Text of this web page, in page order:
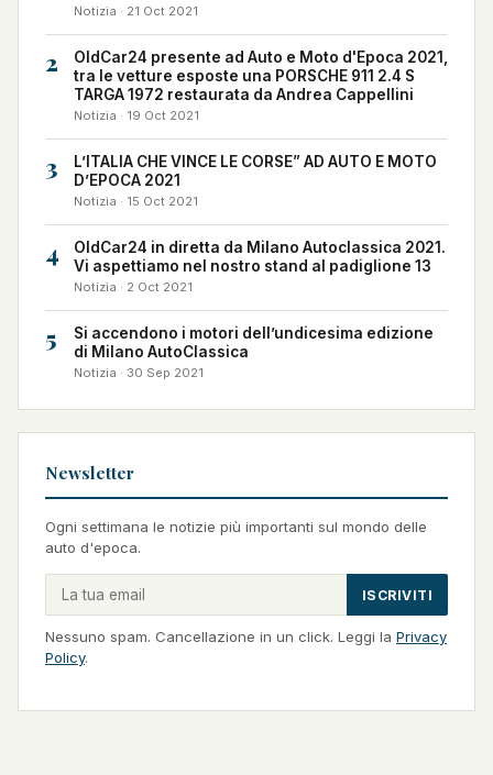
Notizia · 21 Oct 2021
2
OldCar24 presente ad Auto e Moto d'Epoca 2021,
tra le vetture esposte una PORSCHE 911 2.4 S
TARGA 1972 restaurata da Andrea Cappellini
Notizia · 19 Oct 2021
3
L’ITALIA CHE VINCE LE CORSE” AD AUTO E MOTO
D’EPOCA 2021
Notizia · 15 Oct 2021
4
OldCar24 in diretta da Milano Autoclassica 2021.
Vi aspettiamo nel nostro stand al padiglione 13
Notizia · 2 Oct 2021
5
Si accendono i motori dell’undicesima edizione
di Milano AutoClassica
Notizia · 30 Sep 2021
Newsletter
Ogni settimana le notizie più importanti sul mondo delle
auto d'epoca.
ISCRIVITI
Nessuno spam. Cancellazione in un click. Leggi la Privacy
Policy.